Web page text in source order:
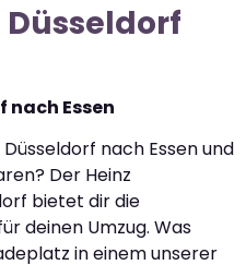
nach Essen
nach Essen und
Der Heinz
bietet dir die
deinen Umzug. Was
in einem unserer